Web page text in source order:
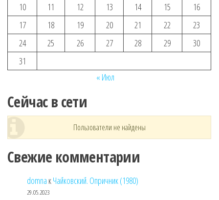
10
11 12 13 14 15
16
17
18 19 20 21 22
23
24
25 26 27 28 29
30
31
« Июл
Сейчас в сети
Пользователи не найдены
Свежие комментарии
domna кЧайковский. Опричник (1980)
29.05.2023